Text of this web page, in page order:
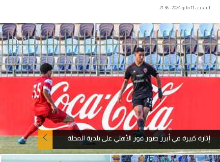
ميركاتو
فانتازي في الجول
مسابقة التوقعات
فيديوهات
عدسات
ركن الألعاب
بطولات
السبت، 11 مايو 2024 - 21:36
إثارة كبيرة في أبرز صور فوز الأهلي على بلدية المحلة